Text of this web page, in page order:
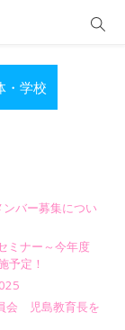
・学校
バー募集につい
ミナー～今年度
予定！
会 児島教育長を